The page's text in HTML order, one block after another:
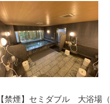
【禁煙】セミダブル 大浴場（